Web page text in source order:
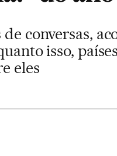
de conversas,
isso,
eles